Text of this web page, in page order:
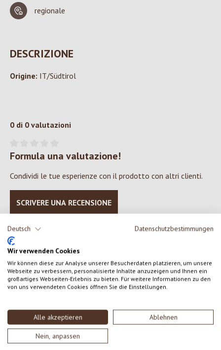
Deutsch Datenschutzbestimmungen
Wir verwenden Cookies
Wir können diese zur Analyse unserer Besucherdaten platzieren, um unsere
Webseite zu verbessern, personalisierte Inhalte anzuzeigen und Ihnen ein
großartiges Webseiten-Erlebnis zu bieten. Für weitere Informationen zu den
von uns verwendeten Cookies öffnen Sie die Einstellungen.
Alle akzeptieren Ablehnen
Nein, anpassen
regionale
DESCRIZIONE
Origine: IT/Südtirol
0 di 0 valutazioni
Valutazione media di 0 su 5 stelle
Formula una valutazione!
Condividi le tue esperienze con il prodotto con altri clienti.
SCRIVERE UNA RECENSIONE
Visualizza le valutazioni solo nella lingua corrente.
Nessuna recensione trovata Condividi le tue opinioni
con gli altri.